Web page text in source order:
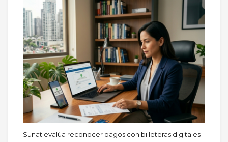
Sunat evalúa reconocer pagos con billeteras digitales